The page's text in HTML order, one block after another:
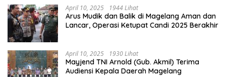
April 10, 2025 1944 Lihat
Arus Mudik dan Balik di Magelang Aman dan
Lancar, Operasi Ketupat Candi 2025 Berakhir
April 10, 2025 1930 Lihat
Mayjend TNI Arnold (Gub. Akmil) Terima
Audiensi Kepala Daerah Magelang